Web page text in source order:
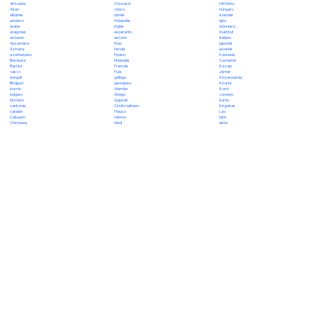
africaans
Akan
albanés
amárico
árabe
aragonés
armenio
Assamese
Aymara
azerbaiyano
Bambara
Bashkir
vasco
bengalí
Bhojpuri
bosnio
búlgaro
birmano
cantonés
catalán
Cebuano
Chichewa
Chuvashi
checo
danés
Holandés
Inglés
esperanto
estonio
Ewe
feroés
fiyiano
finlandés
Francés
Fula
gallego
georgiano
Alemán
Griego
Gujarati
Criollo haitiano
Hausa
hebreo
hindi
Hiri Motu
húngaro
islandés
Igbo
indonesio
Inuktitut
italiano
japonés
javanés
Kannada
Cachemir
Kazajo
Jemer
Kinyarwanda
Kirundi
Komi
coreano
kurdo
Kirguises
Lao
latín
letón